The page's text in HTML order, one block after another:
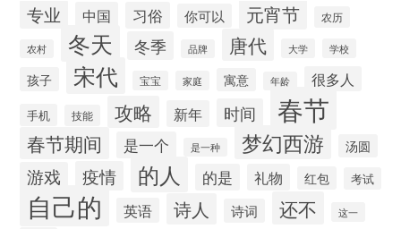
专业 中国 习俗 你可以 元宵节 农历
农村 冬天 冬季 品牌 唐代 大学 学校
孩子 宋代 宝宝 家庭 寓意 年龄 很多人
手机 技能 攻略 新年 时间 春节
春节期间 是一个 是一种 梦幻西游 汤圆
游戏 疫情 的人 的是 礼物 红包 考试
自己的 英语 诗人 诗词 还不 这一